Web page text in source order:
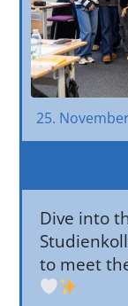
25.
Dive into
to meet